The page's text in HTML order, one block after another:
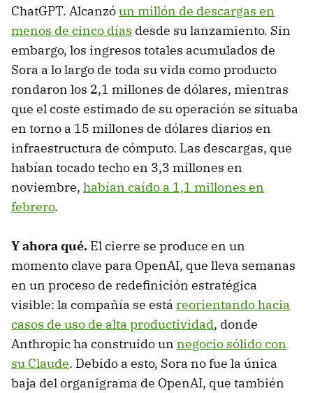
ChatGPT. Alcanzóun millón de descargas en
menos de cinco días desde su lanzamiento. Sin
embargo, los ingresos totales acumulados de
Sora a lo largo de toda su vida como producto
rondaron los 2,1 millones de dólares, mientras
que el coste estimado de su operación se situaba
en torno a 15 millones de dólares diarios en
infraestructura de cómputo. Las descargas, que
habían tocado techo en 3,3 millones en
noviembre, habían caído a 1,1 millones en
febrero.
Y ahora qué. El cierre se produce en un
momento clave para OpenAI, que lleva semanas
en un proceso de redefinición estratégica
visible: la compañía se está reorientando hacia
casos de uso de alta productividad, donde
Anthropic ha construido un negocio sólido con
su Claude. Debido a esto, Sora no fue la única
baja del organigrama de OpenAI, que también